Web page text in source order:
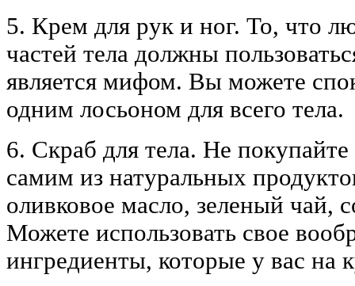
5. Крем для рук и ног. То, что
частей тела должны
является мифом. Вы можете
одним лосьоном для всего тела.
6. Скраб для тела. Не
самим из натуральных
оливковое масло, зеленый чай,
Можете использовать свое
ингредиенты, которые у вас на